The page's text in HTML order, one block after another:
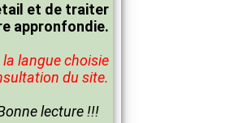
et de traiter
appronfondie.
langue choisie
du site.
lecture !!!